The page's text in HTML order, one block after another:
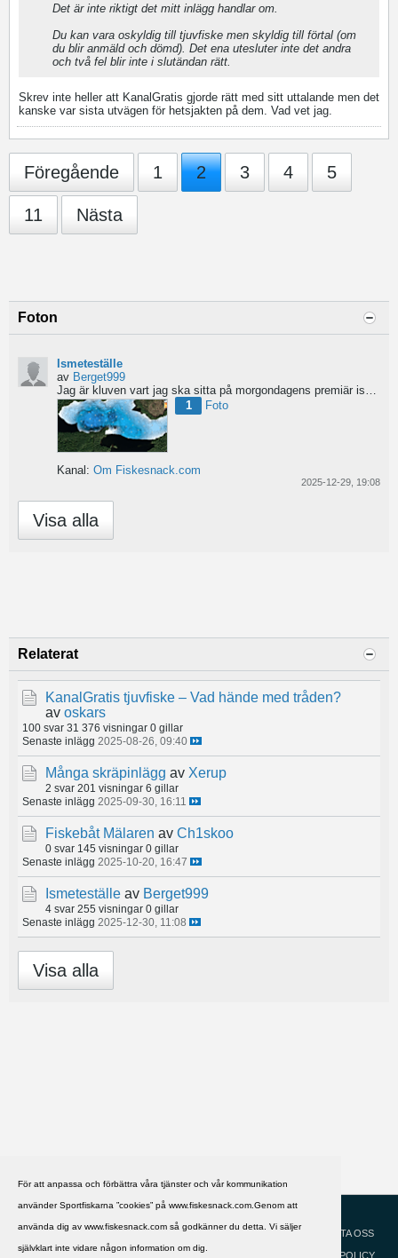
För att anpassa och förbättra våra tjänster och vår kommunikation
använder Sportfiskarna ”cookies” på www.fiskesnack.com.Genom att
använda dig av www.fiskesnack.com så godkänner du detta. Vi säljer
självklart inte vidare någon information om dig.
Det är inte riktigt det mitt inlägg handlar om.
Du kan vara oskyldig till tjuvfiske men skyldig till förtal (om
du blir anmäld och dömd). Det ena utesluter inte det andra
och två fel blir inte i slutändan rätt.
Skrev inte heller att KanalGratis gjorde rätt med sitt uttalande men det
kanske var sista utvägen för hetsjakten på dem. Vad vet jag.
Föregående 1 2 3 4 5
11 Nästa
Foton
Ismeteställe
av Berget999
1
Foto
Kanal: Om Fiskesnack.com
2025-12-29, 19:08
Visa alla
Relaterat
KanalGratis tjuvfiske – Vad hände med tråden?
av oskars
100 svar 31 376 visningar 0 gillar
Senaste inlägg 2025-08-26, 09:40
Många skräpinlägg av Xerup
2 svar 201 visningar 6 gillar
Senaste inlägg 2025-09-30, 16:11
Fiskebåt Mälaren av Ch1skoo
0 svar 145 visningar 0 gillar
Senaste inlägg 2025-10-20, 16:47
Ismeteställe av Berget999
4 svar 255 visningar 0 gillar
Senaste inlägg 2025-12-30, 11:08
Visa alla
HJÄLP
KONTAKTA OSS
COOKIEPOLICY